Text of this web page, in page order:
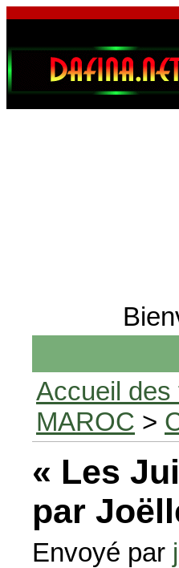
Accueil des
MAROC >
« Les
par
Envoyé par